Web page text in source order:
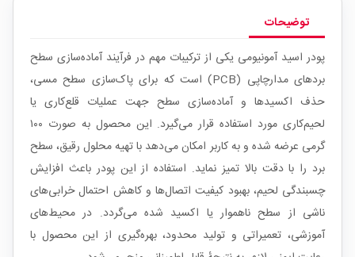
توضیحات
پودر اسید آمونیومی یکی از ترکیبات مهم در فرآیند آماده‌سازی سطح
بردهای مدارچاپی (PCB) است که برای پاک‌سازی سطح مسی،
حذف اکسیدها و آماده‌سازی سطح جهت عملیات قلع‌کاری یا
لحیم‌کاری مورد استفاده قرار می‌گیرد. این محصول به صورت ۱۰۰
گرمی عرضه شده و به کاربر امکان می‌دهد با تهیه محلول رقیق، سطح
برد را با دقت بالا تمیز نماید. استفاده از این پودر باعث افزایش
چسبندگی لحیم، بهبود کیفیت اتصال‌ها و کاهش احتمال خرابی‌های
ناشی از سطح ناهموار یا اکسید شده می‌گردد. در محیط‌های
آموزشی، تعمیراتی و تولید محدود، بهره‌گیری از این محصول با